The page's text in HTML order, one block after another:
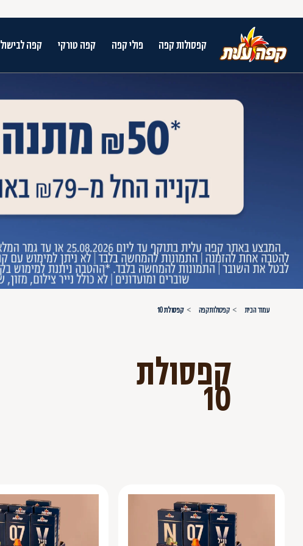
קפסולות קפה פולי קפה קפה טורקי קפה לבישול
עמוד הבית קפסולות קפה קפסולת 10
קפסולת
10